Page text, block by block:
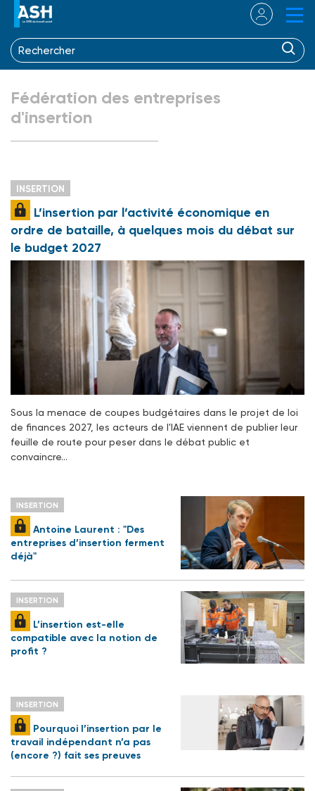
Fédération des entreprises
d'insertion
INSERTION
L’insertion par l’activité économique en
ordre de bataille, à quelques mois du débat sur
le budget 2027
Sous la menace de coupes budgétaires dans le projet de loi
de finances 2027, les acteurs de l'IAE viennent de publier leur
feuille de route pour peser dans le débat public et
convaincre…
INSERTION
Antoine Laurent : "Des
entreprises d’insertion ferment
déjà"
INSERTION
L’insertion est-elle
compatible avec la notion de
profit ?
INSERTION
Pourquoi l’insertion par le
travail indépendant n’a pas
(encore ?) fait ses preuves